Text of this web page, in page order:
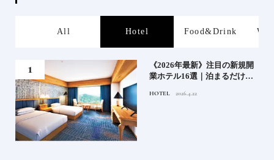
All Hotel Food&Drink
《2026年最新》注目の新規開
業ホテル16選｜泊まるだけで
ル
HOTEL 2026.4.22